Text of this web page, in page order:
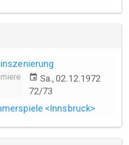
event Sa., 02.12.1972
72/73
<Innsbruck>